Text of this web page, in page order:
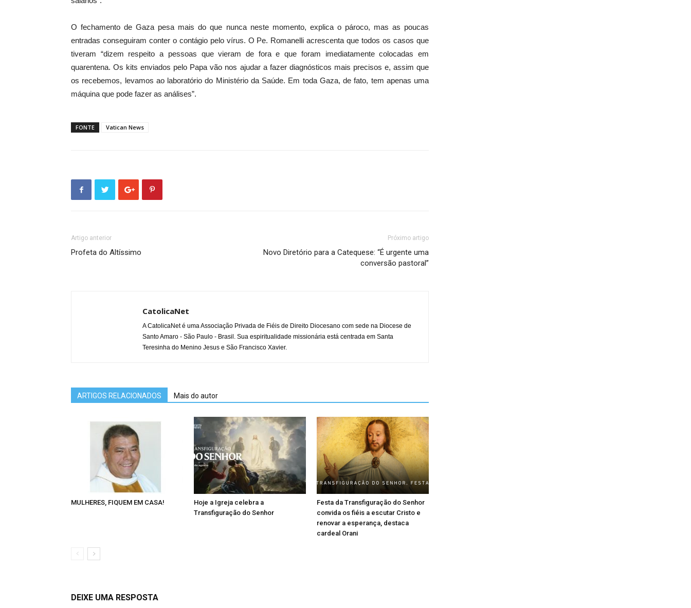
O fechamento de Gaza pesa mais do que nunca neste momento, explica o pároco, mas as poucas
entradas conseguiram conter o contágio pelo vírus. O Pe. Romanelli acrescenta que todos os casos que
tiveram “dizem respeito a pessoas que vieram de fora e que foram imediatamente colocadas em
quarentena. Os kits enviados pelo Papa vão nos ajudar a fazer diagnósticos mais precisos e, assim que
os recebemos, levamos ao laboratório do Ministério da Saúde. Em toda Gaza, de fato, tem apenas uma
máquina que pode fazer as análises”.
FONTE Vatican News
Artigo anterior
Profeta do Altíssimo
Próximo artigo
Novo Diretório para a Catequese: “É urgente uma
conversão pastoral”
CatolicaNet
A CatolicaNet é uma Associação Privada de Fiéis de Direito Diocesano com sede na Diocese de
Santo Amaro - São Paulo - Brasil. Sua espiritualidade missionária está centrada em Santa
Teresinha do Menino Jesus e São Francisco Xavier.
ARTIGOS RELACIONADOS Mais do autor
MULHERES, FIQUEM EM CASA!
Hoje a Igreja celebra a
Transfiguração do Senhor
Festa da Transfiguração do Senhor
convida os fiéis a escutar Cristo e
renovar a esperança, destaca
cardeal Orani
DEIXE UMA RESPOSTA